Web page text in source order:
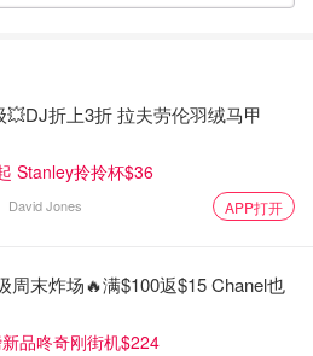
💥DJ折上3折 拉夫劳伦羽绒马甲
Stanley拎拎杯$36
David Jones APP打开
周末炸场🔥满$100返$15 Chanel也
品咚奇刚街机$224